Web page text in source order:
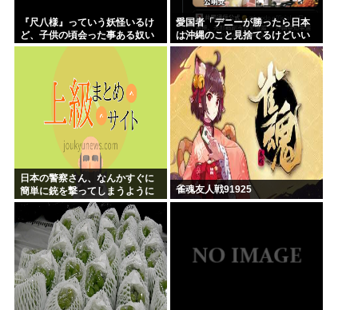
『尺八様』っていう妖怪いるけ
ど、子供の頃会った事ある奴い
る？？
愛国者「デニーが勝ったら日本
は沖縄のこと見捨てるけどいい
の？」
日本の警察さん、なんかすぐに
簡単に銃を撃ってしまうように
なる…
雀魂友人戦91925